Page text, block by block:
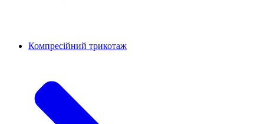
Компресійний трикотаж